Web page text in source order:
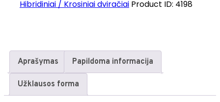
Hibridiniai / Krosiniai dviračiai Product ID: 4198
Aprašymas Papildoma informacija
Užklausos forma